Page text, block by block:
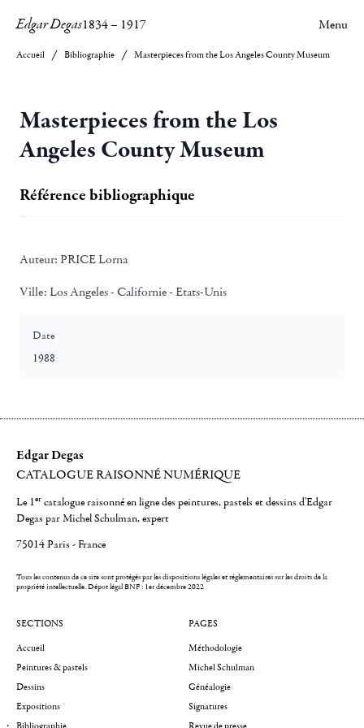
Edgar Degas1834– 1917 Menu
Accueil Bibliographie Masterpieces from the Los Angeles County Museum
Masterpieces from the Los
Angeles County Museum
Référence bibliographique
Auteur: PRICE Lorna
Ville: Los Angeles - Californie - Etats-Unis
Date
1988
Edgar Degas
CATALOGUE RAISONNÉ NUMÉRIQUE
Le 1er catalogue raisonné en ligne des peintures, pastels et dessins d'Edgar
Degas par Michel Schulman, expert
75014 Paris - France
Tous les contenus de ce site sont protégés par les dispositions légales et réglementaires sur les droits de la
propriété intellectuelle.Dépot légal BNF : 1er décembre 2022
SECTIONS
Accueil
Peintures & pastels
Dessins
Expositions
PAGES
Méthodologie
Michel Schulman
Généalogie
Signatures